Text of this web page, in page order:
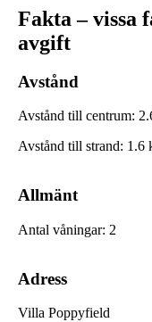
Fakta – vissa
avgift
Avstånd
Avstånd till centrum:
Avstånd till strand: 1.6
Allmänt
Antal våningar: 2
Adress
Villa Poppyfield